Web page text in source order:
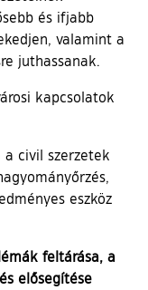
és ifjabb
valamint a
juthassanak.
kapcsolatok
civil szerzetek
eszköz
feltárása, a
elősegítése